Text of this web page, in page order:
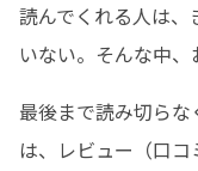
読んでくれる人は、
いない。そんな中、
最後まで読み切ら
は、レビュー（口コ